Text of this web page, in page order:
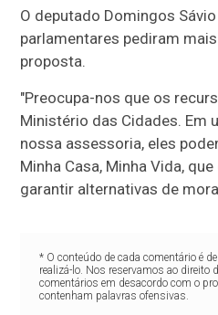
O deputado Domingos
parlamentares pediram
proposta.
"Preocupa-nos que os
Ministério das Cidades. Em
nossa assessoria, eles
Minha Casa, Minha Vida,
garantir alternativas de
* O conteúdo de cada comentário é
realizá-lo. Nos reservamos ao direito
comentários em desacordo com o
contenham palavras ofensivas.